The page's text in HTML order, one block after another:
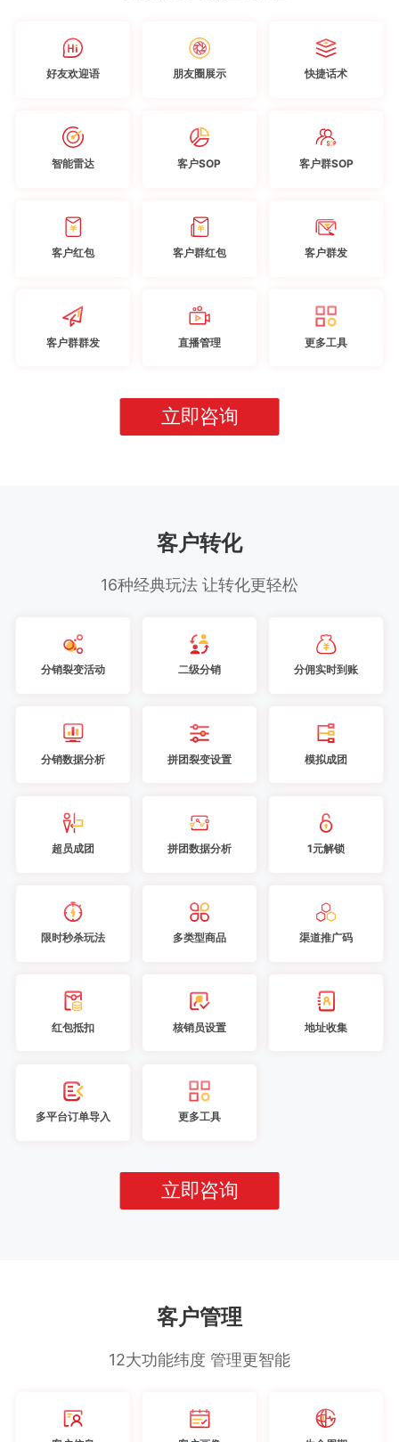
好友欢迎语 朋友圈展示 快捷话术
智能雷达 客户SOP 客户群SOP
客户红包 客户群红包 客户群发
客户群群发 直播管理 更多工具
立即咨询
客户转化
16种经典玩法 让转化更轻松
分销裂变活动 二级分销 分佣实时到账
分销数据分析 拼团裂变设置 模拟成团
超员成团 拼团数据分析 1元解锁
限时秒杀玩法 多类型商品 渠道推广码
红包抵扣 核销员设置 地址收集
多平台订单导入 更多工具
立即咨询
客户管理
12大功能纬度 管理更智能